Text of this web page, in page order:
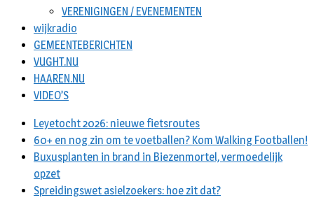
VERENIGINGEN / EVENEMENTEN
wijkradio
GEMEENTEBERICHTEN
VUGHT.NU
HAAREN.NU
VIDEO’S
Leyetocht 2026: nieuwe fietsroutes
60+ en nog zin om te voetballen? Kom Walking Footballen!
Buxusplanten in brand in Biezenmortel, vermoedelijk
opzet
Spreidingswet asielzoekers: hoe zit dat?